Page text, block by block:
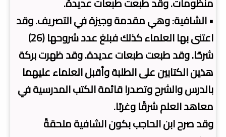
• الشافية: وهي مقدمة وجيزة في التصريف. وقد
اعتنى بها العلماء كذلك فبلغ عدد شروحها (26)
شرحًا. وقد طبعت طبعات عديدة. وقد ظهرت بركة
هذين الكتابين على الطلبة وأقبل العلماء عليهما
بالدرس والشرح وتصدرا قائمة الكتب المدرسية في
معاهد العلم شرقًا وغربًا.
وقد صرح ابن الحاجب بكون الشافية ملحقةً